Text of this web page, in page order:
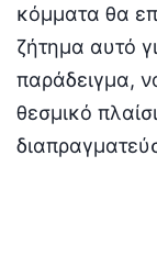
κόμματα θα
ζήτημα αυτό
παράδειγμα,
θεσμικό